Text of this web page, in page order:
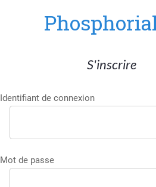
S'inscrire
Identifiant de connexion
Mot de passe